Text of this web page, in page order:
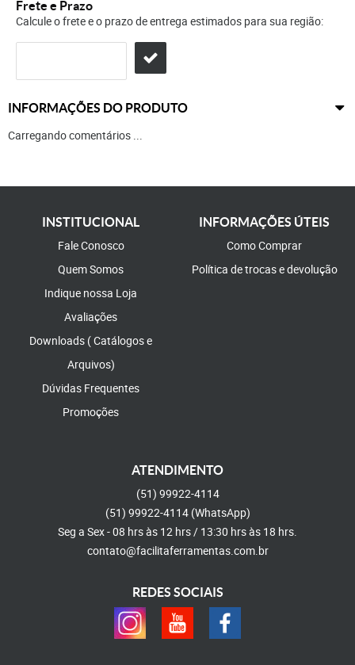
Frete e Prazo
Calcule o frete e o prazo de entrega estimados para sua região:
INFORMAÇÕES DO PRODUTO
Carregando comentários ...
INSTITUCIONAL
Fale Conosco
Quem Somos
Indique nossa Loja
Avaliações
Downloads ( Catálogos e
Arquivos)
Dúvidas Frequentes
Promoções
INFORMAÇÕES ÚTEIS
Como Comprar
Política de trocas e devolução
ATENDIMENTO
(51) 99922-4114
(51) 99922-4114 (WhatsApp)
Seg a Sex - 08 hrs às 12 hrs / 13:30 hrs às 18 hrs.
contato@facilitaferramentas.com.br
REDES SOCIAIS